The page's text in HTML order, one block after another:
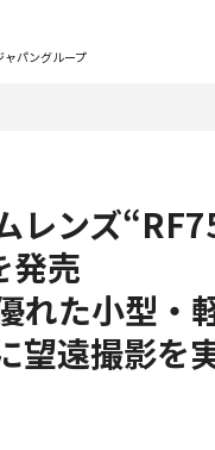
ャパングループ
レンズ
発売
れた小型・
望遠撮影を